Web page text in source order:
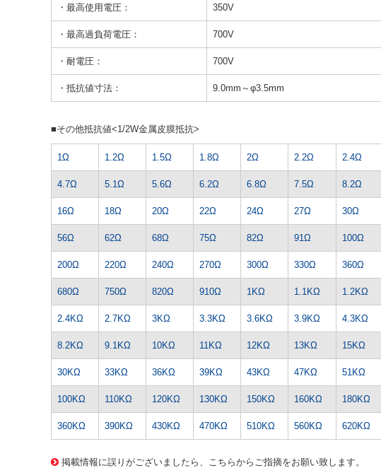
・最高使用電圧： 350V
・最高過負荷電圧： 700V
・耐電圧： 700V
・抵抗値寸法： 9.0mm～φ3.5mm
■その他抵抗値<1/2W金属皮膜抵抗>
1Ω 1.2Ω 1.5Ω 1.8Ω 2Ω 2.2Ω 2.4Ω
4.7Ω 5.1Ω 5.6Ω 6.2Ω 6.8Ω 7.5Ω 8.2Ω
16Ω 18Ω 20Ω 22Ω 24Ω 27Ω 30Ω
56Ω 62Ω 68Ω 75Ω 82Ω 91Ω 100Ω
200Ω 220Ω 240Ω 270Ω 300Ω 330Ω 360Ω
680Ω 750Ω 820Ω 910Ω 1KΩ 1.1KΩ 1.2KΩ
2.4KΩ 2.7KΩ 3KΩ 3.3KΩ 3.6KΩ 3.9KΩ 4.3KΩ
8.2KΩ 9.1KΩ 10KΩ 11KΩ 12KΩ 13KΩ 15KΩ
30KΩ 33KΩ 36KΩ 39KΩ 43KΩ 47KΩ 51KΩ
100KΩ 110KΩ 120KΩ 130KΩ 150KΩ 160KΩ 180KΩ
360KΩ 390KΩ 430KΩ 470KΩ 510KΩ 560KΩ 620KΩ
掲載情報に誤りがございましたら、こちらからご指摘をお願い致します。